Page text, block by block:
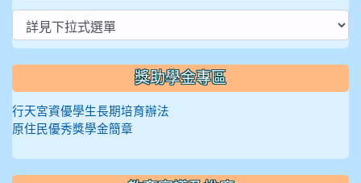
獎助學金專區
行天宮資優學生長期培育辦法
原住民優秀獎學金簡章